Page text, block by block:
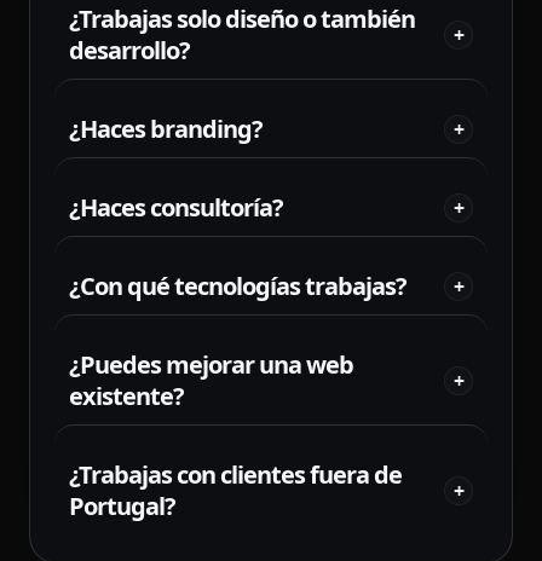
¿Trabajas solo diseño o también
desarrollo?
+
¿Haces branding? +
¿Haces consultoría? +
¿Con qué tecnologías trabajas? +
¿Puedes mejorar una web
existente?
+
¿Trabajas con clientes fuera de
Portugal?
+